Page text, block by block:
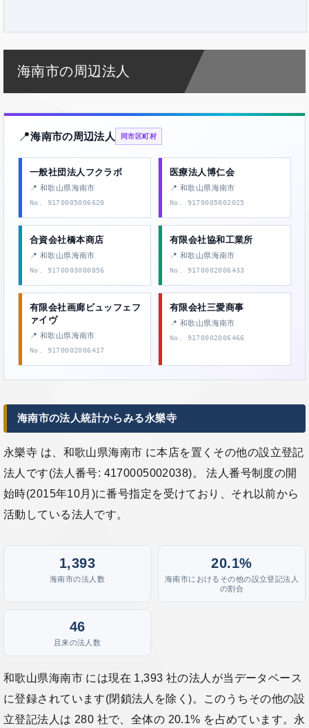
海南市の周辺法人
📍海南市の周辺法人 同市区町村
一般社団法人フクラボ
📍 和歌山県海南市
No. 9170005006620
医療法人博仁会
📍 和歌山県海南市
No. 9170005002025
合資会社橋本商店
📍 和歌山県海南市
No. 9170003000856
有限会社協和工業所
📍 和歌山県海南市
No. 9170002006433
有限会社画廊ビュッフェフ
ァイヴ
📍 和歌山県海南市
No. 9170002006417
有限会社三愛商事
📍 和歌山県海南市
No. 9170002006466
海南市の法人統計からみる永樂寺
永樂寺 は、和歌山県海南市 に本店を置くその他の設立登記
法人です(法人番号: 4170005002038)。 法人番号制度の開
始時(2015年10月)に番号指定を受けており、それ以前から
活動している法人です。
1,393
海南市の法人数
20.1%
海南市におけるその他の設立登記法人
の割合
46
且来の法人数
和歌山県海南市 には現在 1,393 社の法人が当データベース
に登録されています(閉鎖法人を除く)。このうちその他の設
立登記法人は 280 社で、全体の 20.1% を占めています。永